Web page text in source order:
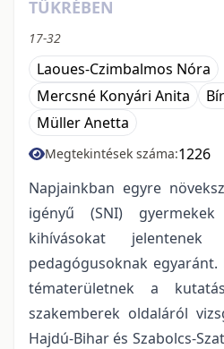
TÜKRÉBEN
17-32
Laoues-Czimbalmos Nóra
Mercsné Konyári Anita
Müller Anetta
Megtekintések száma:1226
Napjainkban egyre
igényű (SNI)
kihívásokat
pedagógusoknak
tématerületnek a
szakemberek oldaláról
Hajdú-Bihar és Szabolcs-